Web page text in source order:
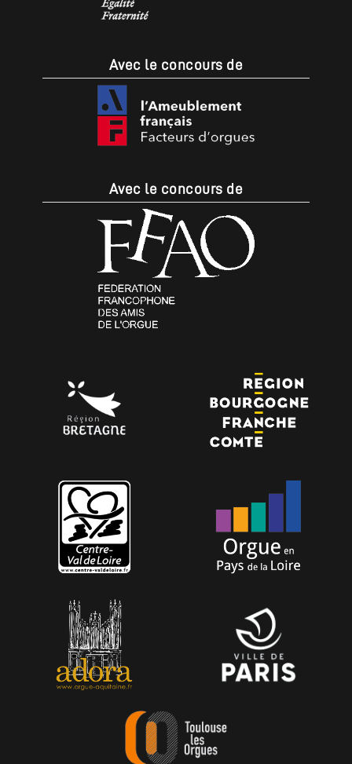
Avec le concours de
Avec le concours de